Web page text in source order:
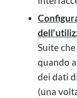
Suite
quando
dei dati
(una